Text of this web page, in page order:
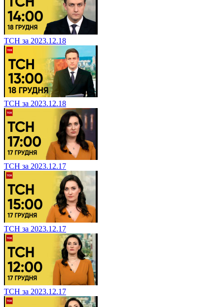
ТСН за 2023.12.18
ТСН за 2023.12.18
ТСН за 2023.12.17
ТСН за 2023.12.17
ТСН за 2023.12.17